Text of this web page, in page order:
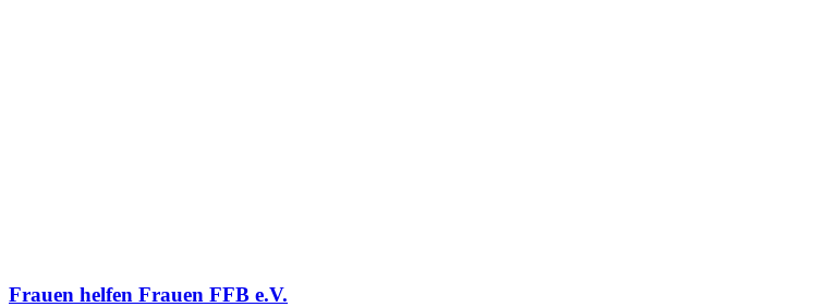
Frauen helfen Frauen FFB e.V.